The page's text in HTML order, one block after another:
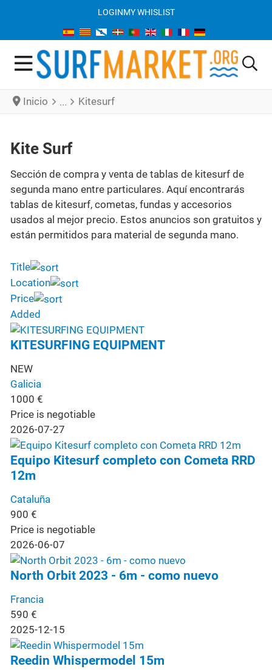
LOGINMY WHISLIST
Inicio Kitesurf
Kite Surf
Sección de compra y venta de tablas de kitesurf de
segunda mano entre particulares. Aquí encontrarás
tablas de kitesurf, cometas, fundas y accesorios
usados al mejor precio. Estos anuncios son gratuitos y
están permitidos para material de segunda mano.
Title
Location
Price
Added
KITESURFING EQUIPMENT
NEW
Galicia
1000 €
Price is negotiable
2026-07-27
Equipo Kitesurf completo con Cometa RRD
12m
Cataluña
900 €
Price is negotiable
2026-06-07
North Orbit 2023 - 6m - como nuevo
Francia
590 €
2025-12-15
Reedin Whispermodel 15m